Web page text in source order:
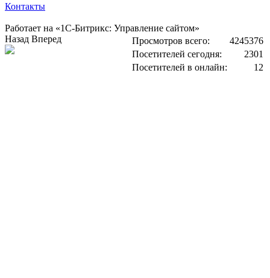
Контакты
Работает на «1С-Битрикс: Управление сайтом»
Просмотров всего:
4245376
Посетителей сегодня:
2301
Посетителей в онлайн:
12
Назад Вперед